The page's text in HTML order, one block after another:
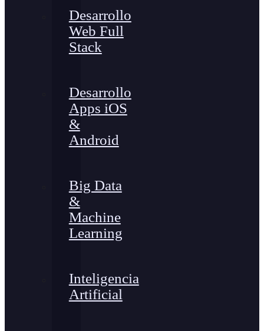
Desarrollo
Web Full
Stack
Desarrollo
Apps iOS
&
Android
Big Data
&
Machine
Learning
Inteligencia
Artificial